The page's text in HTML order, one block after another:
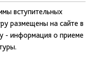
вступительных
размещены на сайте в
- информация о приеме